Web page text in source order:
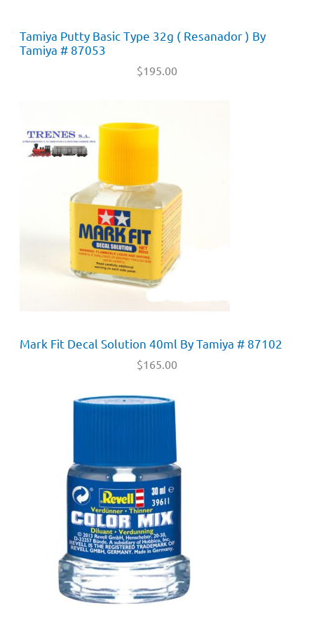
Tamiya Putty Basic Type 32g ( Resanador ) By
Tamiya # 87053
$195.00
Mark Fit Decal Solution 40ml By Tamiya # 87102
$165.00